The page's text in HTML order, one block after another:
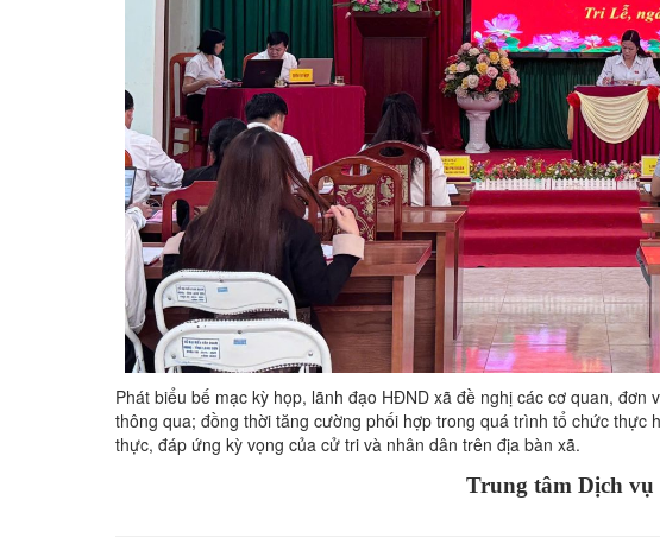
Phát biểu bế mạc kỳ họp, lãnh đạo HĐND xã đề nghị các cơ quan,
thông qua; đồng thời tăng cường phối hợp trong quá trình tổ chức thực
thực, đáp ứng kỳ vọng của cử tri và nhân dân trên địa bàn xã.
Trung tâm Dịch